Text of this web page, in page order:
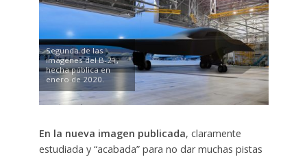
Segunda de las
imágenes del B-21,
hecha pública en
enero de 2020.
En la nueva imagen publicada, claramente
estudiada y “acabada” para no dar muchas pistas